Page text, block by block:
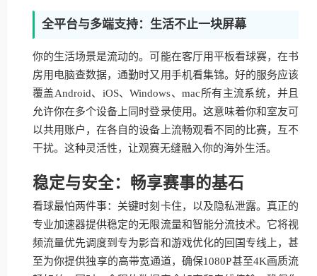
全平台与多端支持：生活不止一块屏幕
你的生活场景是流动的。可能在客厅用平板看球赛，在书
房用电脑查数据，通勤时又用手机看集锦。好的服务应该
覆盖Android、iOS、Windows、mac所有主流系统，并且
允许你在多个设备上同时登录使用。这意味着你和室友可
以共用账户，在各自的设备上流畅观看不同的比赛，互不
干扰。这种灵活性，让观赛无缝融入你的海外生活。
稳定与安全：畅享赛事的基石
看球最怕两件事：关键时刻卡住，以及隐私泄露。真正的
专业加速器提供稳定的无限流量和智能分流技术。它将视
频流量优先调度到专为影音和游戏优化的回国专线上，甚
至为你提供独享的高带宽通道，确保1080P甚至4K画质流